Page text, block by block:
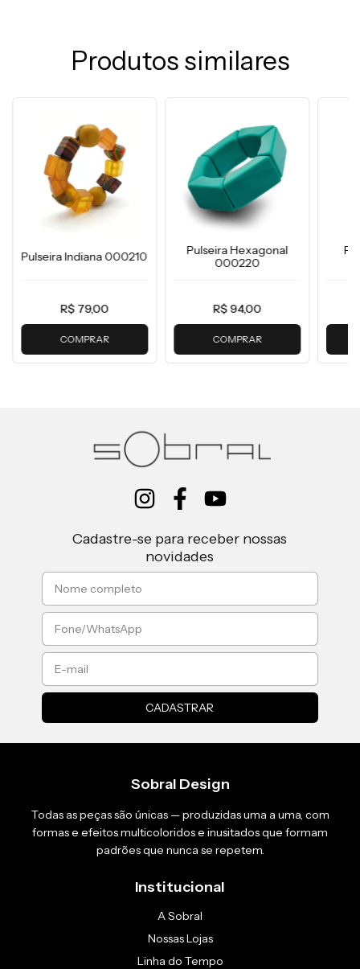
Produtos similares
Pulseira Indiana 000210
R$ 79,00
COMPRAR
Pulseira Hexagonal
000220
R$ 94,00
COMPRAR
Cadastre-se para receber nossas
novidades
Sobral Design
Todas as peças são únicas — produzidas uma a uma, com
formas e efeitos multicoloridos e inusitados que formam
padrões que nunca se repetem.
Institucional
A Sobral
Nossas Lojas
Linha do Tempo